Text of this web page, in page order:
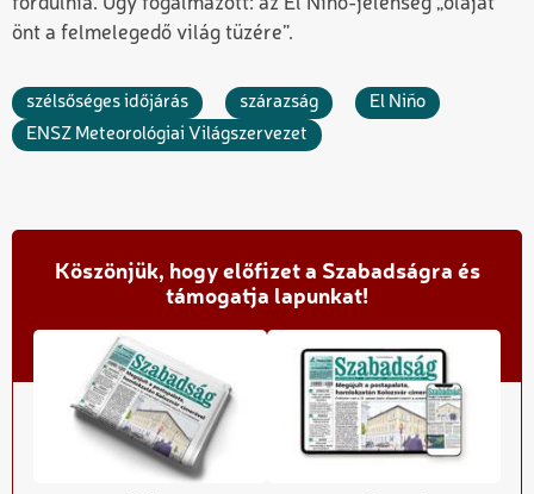
fordulnia. Úgy fogalmazott: az El Niño-jelenség „olajat
önt a felmelegedő világ tüzére”.
szélsőséges időjárás szárazság
El Niño
ENSZ Meteorológiai Világszervezet
Köszönjük, hogy előfizet a Szabadságra és
támogatja lapunkat!